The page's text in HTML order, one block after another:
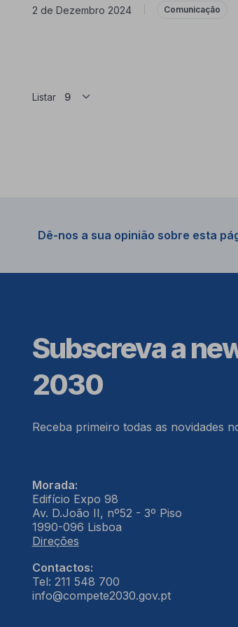
2 de Dezembro 2024 Comunicação
Listar
Dê-nos a sua opinião sobre esta
Subscreva a
2030
Receba primeiro todas as novidades
Morada:
Edifício Expo 98
Av. D.João II, nº52 - 3º Piso
1990-096 Lisboa
Direções
Contactos:
Tel: 211 548 700
info@compete2030.gov.pt